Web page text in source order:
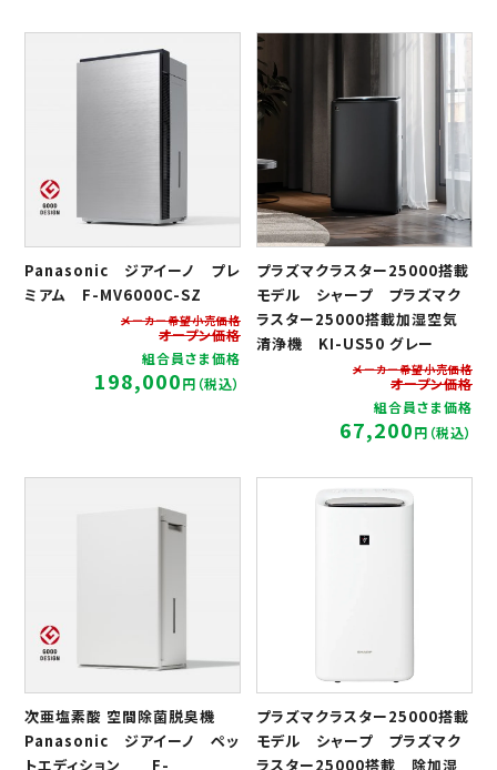
Panasonic ジアイーノ プレ
ミアム F-MV6000C-SZ
メーカー希望小売価格
オープン価格
組合員さま価格
198,000円（税込）
プラズマクラスター25000搭載
モデル シャープ プラズマク
ラスター25000搭載加湿空気
清浄機 KI-US50 グレー
メーカー希望小売価格
オープン価格
組合員さま価格
67,200円（税込）
次亜塩素酸 空間除菌脱臭機
Panasonic ジアイーノ ペッ
トエディション F-
プラズマクラスター25000搭載
モデル シャープ プラズマク
ラスター25000搭載 除加湿